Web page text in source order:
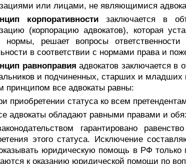
или лицами, не являющимися
корпоративности заключается в
(корпорацию адвокатов), которая
нормы, решает вопросы ответственности
в соответствии с нормами права и
равноправия адвокатов заключается в
и подчиненных, старших и младших
принципом все адвокаты равны:
приобретении статуса ко всем
адвокаты обладают равными правами и
гарантировано
этого статуса. Исключение
юридическую помощь в РФ только
к оказанию юридической помощи по